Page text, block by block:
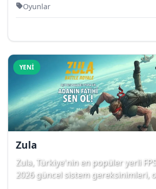
Oyunlar
YENI
Zula
Zula, Türkiye'nin en popüler yerli
2026 güncel sistem gereksinimleri,